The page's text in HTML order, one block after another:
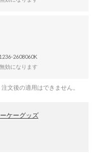
2608060K
効になります
文後の適用はできません。
ケーグッズ